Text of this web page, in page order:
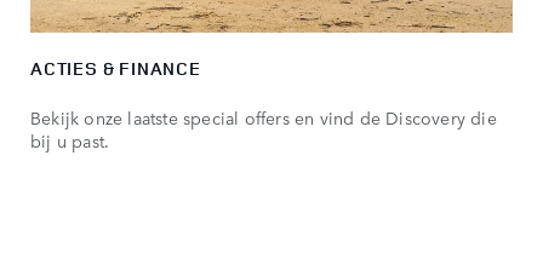
ACTIES & FINANCE
Bekijk onze laatste special offers en vind de Discovery die
bij u past.